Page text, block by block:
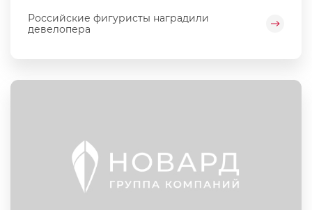
Российские фигуристы наградили
девелопера